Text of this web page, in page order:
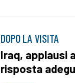
DOPO LA VISITA
Iraq, applausi
risposta